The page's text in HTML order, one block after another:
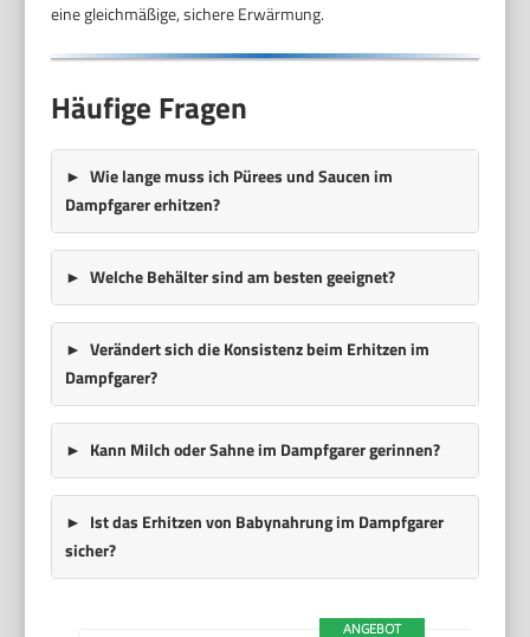
eine gleichmäßige, sichere Erwärmung.
Häufige Fragen
Wie lange muss ich Pürees und Saucen im
Dampfgarer erhitzen?
Welche Behälter sind am besten geeignet?
Verändert sich die Konsistenz beim Erhitzen im
Dampfgarer?
Kann Milch oder Sahne im Dampfgarer gerinnen?
Ist das Erhitzen von Babynahrung im Dampfgarer
sicher?
ANGEBOT